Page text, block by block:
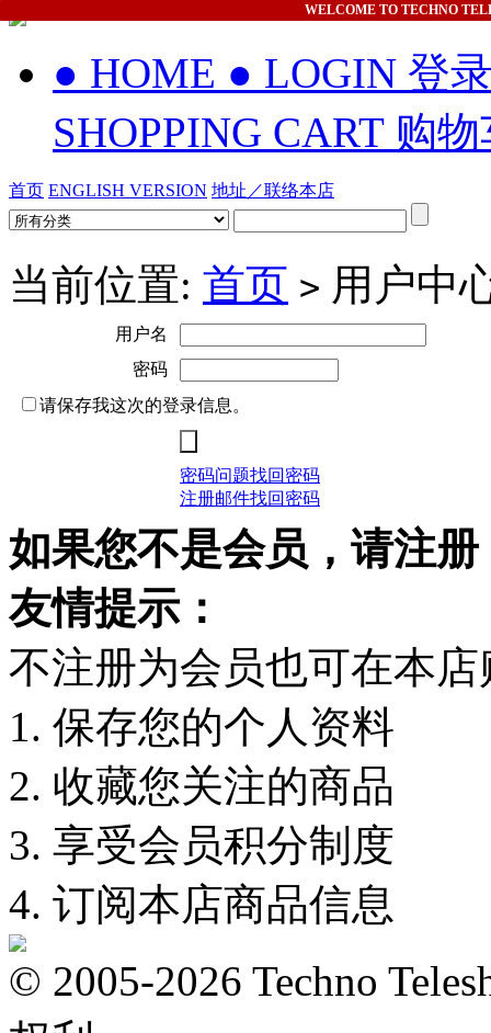
WELCOME TO TECHNO
● HOME ● LOGIN 登
SHOPPING CART 购
首页 ENGLISH VERSION 地址／联络本店
当前位置: 首页 > 用户中
用户名
密码
请保存我这次的登录信息。
密码问题找回密码
注册邮件找回密码
如果您不是会员，请注册
友情提示：
不注册为会员也可在本
1. 保存您的个人资料
2. 收藏您关注的商品
3. 享受会员积分制度
4. 订阅本店商品信息
© 2005-2026 Techno